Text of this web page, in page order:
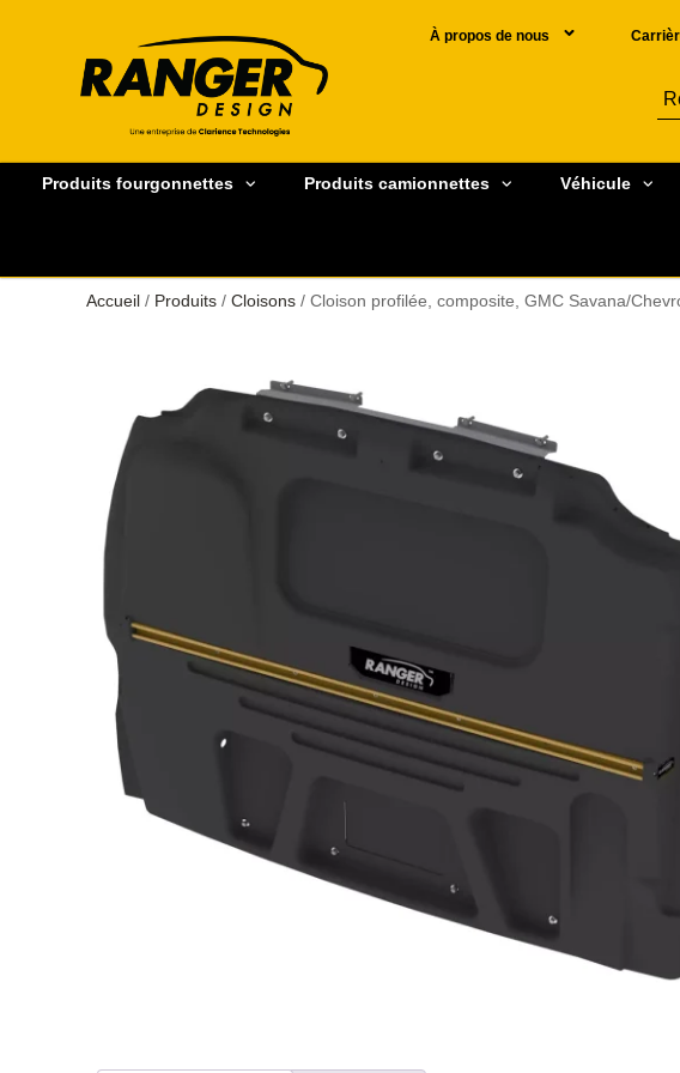
À propos de nous
Produits fourgonnettes Produits camionnettes Véhicule
Accueil / Produits / Cloisons / Cloison profilée, composite, GMC Savana/